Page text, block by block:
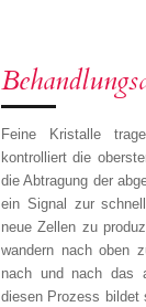
Feine Kristalle
kontrolliert die
die Abtragung der
ein Signal zur
neue Zellen zu
wandern nach oben
nach und nach das
diesen Prozess bildet